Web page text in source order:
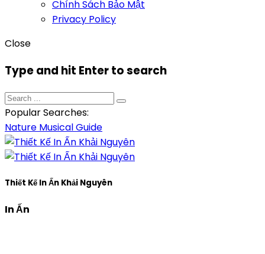
Chính Sách Bảo Mật
Privacy Policy
Close
Type and hit Enter to search
Popular Searches:
Nature MusicalGuide
Thiết Kế In Ấn Khải Nguyên
In Ấn